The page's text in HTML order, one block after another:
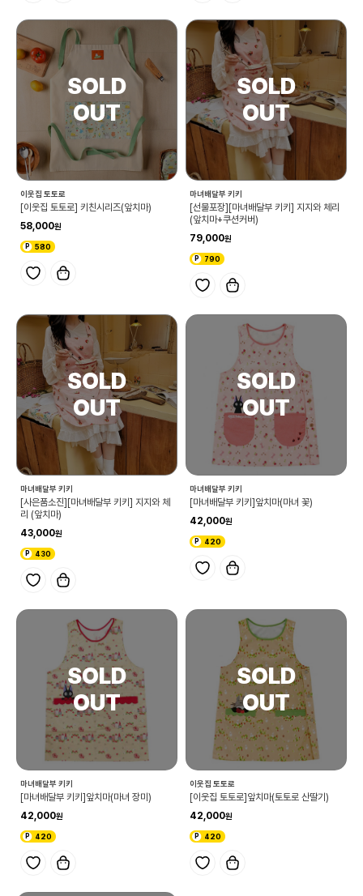
이웃집 토토로
[이웃집 토토로] 키친시리즈(앞치마)
58,000
580
마녀배달부 키키
[선물포장][마녀배달부 키키] 지지와 체리
(앞치마+쿠션커버)
79,000
790
마녀배달부 키키
[사은품소진][마녀배달부 키키] 지지와 체
리 (앞치마)
43,000
430
마녀배달부 키키
[마녀배달부 키키]앞치마(마녀 꽃)
42,000
420
마녀배달부 키키
[마녀배달부 키키]앞치마(마녀 장미)
42,000
420
이웃집 토토로
[이웃집 토토로]앞치마(토토로 산딸기)
42,000
420